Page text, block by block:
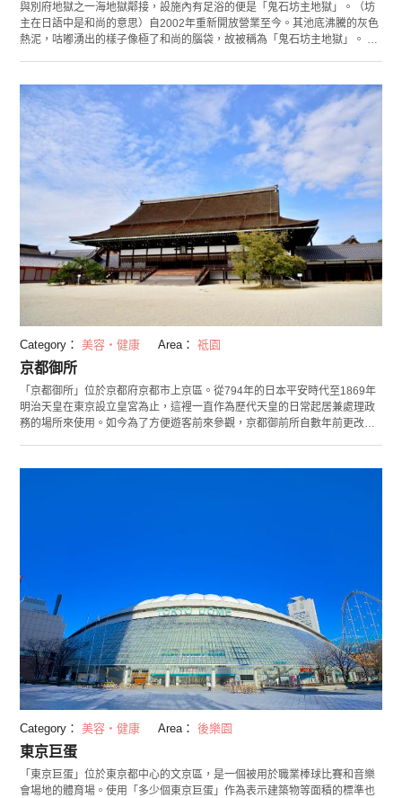
與別府地獄之一海地獄鄰接，設施內有足浴的便是「鬼石坊主地獄」。（坊
主在日語中是和尚的意思）自2002年重新開放營業至今。其池底沸騰的灰色
熱泥，咕嘟湧出的樣子像極了和尚的腦袋，故被稱為「鬼石坊主地獄」。 設
Category： 美容・健康 Area： 祗園
京都御所
「京都御所」位於京都府京都市上京區。從794年的日本平安時代至1869年
明治天皇在東京設立皇宮為止，這裡一直作為歷代天皇的日常起居兼處理政
務的場所來使用。如今為了方便遊客前來參觀，京都御前所自數年前更改了
庭院等建築，可謂是看點十足。不論是對歷史，建築，或是日式景觀感興趣
Category： 美容・健康 Area： 後樂園
東京巨蛋
「東京巨蛋」位於東京都中心的文京區，是一個被用於職業棒球比賽和音樂
會場地的體育場。使用「多少個東京巨蛋」作為表示建築物等面積的標準也